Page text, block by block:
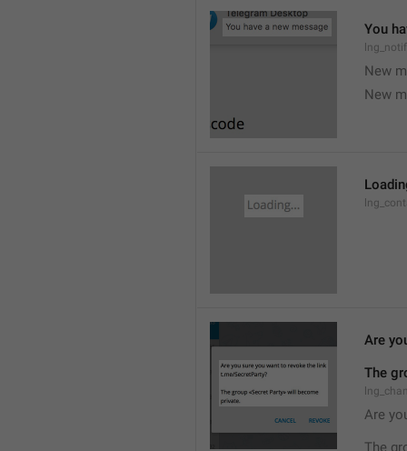
You
New
New
Are
The
Are
The